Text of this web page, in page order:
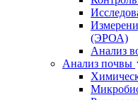
(ЭРОА)
Анализ
Анализ почвы